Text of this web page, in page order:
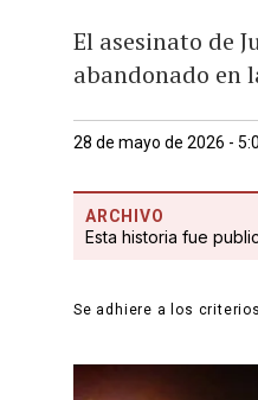
El asesinato de
abandonado en
28 de mayo de 2026 -
ARCHIVO
Esta historia fue
Se adhiere a los